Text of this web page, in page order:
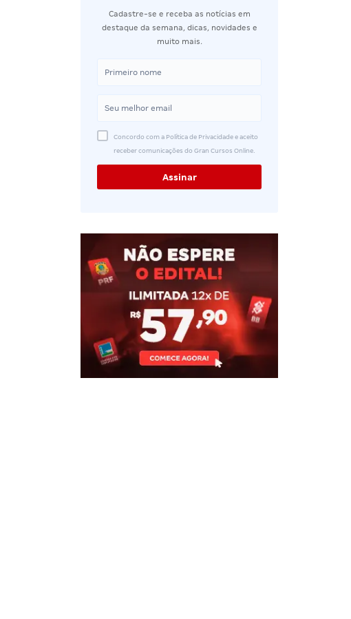
Cadastre-se e receba as notícias em
destaque da semana, dicas, novidades e
muito mais.
Concordo com a Política de Privacidade e aceito
receber comunicações do Gran Cursos Online.